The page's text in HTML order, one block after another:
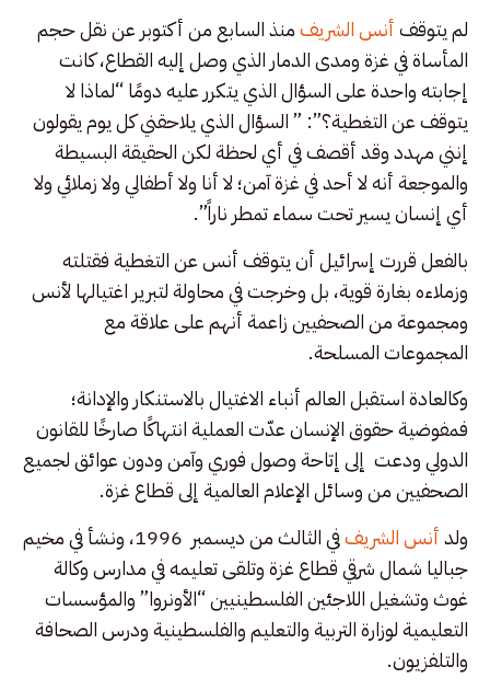
لم يتوقفأنس الشريفمنذ السابع من أكتوبر عن نقل حجم
المأساة في غزة ومدى الدمار الذي وصل إليه القطاع، كانت
إجابته واحدة على السؤال الذي يتكرر عليه دومًا “لماذا لا
يتوقف عن التغطية؟”: ” السؤال الذي يلاحقني كل يوم يقولون
إنني مهدد وقد أقصف في أي لحظة لكن الحقيقة البسيطة
والموجعة أنه لا أحد في غزة آمن؛ لا أنا ولا أطفالي ولا زملائي ولا
أي إنسان يسير تحت سماء تمطر ناراً”.
بالفعل قررت إسرائيل أن يتوقف أنس عن التغطية فقتلته
وزملاءه بغارة قوية، بل وخرجت في محاولة لتبرير اغتيالها لأنس
ومجموعة من الصحفيين زاعمة أنهم على علاقة مع
المجموعات المسلحة.
وكالعادة استقبل العالم أنباء الاغتيال بالاستنكار والإدانة؛
فمفوضية حقوق الإنسان عدّت العملية انتهاكًا صارخًا للقانون
الدولي ودعت إلى إتاحة وصول فوري وآمن ودون عوائق لجميع
الصحفيين من وسائل الإعلام العالمية إلى قطاع غزة.
ولدأنس الشريف
في الثالث من ديسمبر 1996، ونشأ في مخيم
جباليا شمال شرقي قطاع غزة وتلقى تعليمه في مدارس وكالة
غوث وتشغيل اللاجئين الفلسطينيين “الأونروا” والمؤسسات
التعليمية لوزارة التربية والتعليم والفلسطينية ودرس الصحافة
والتلفزيون.